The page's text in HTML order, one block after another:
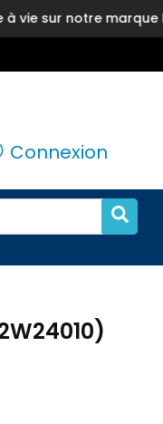
marque Inkyz
Connexion